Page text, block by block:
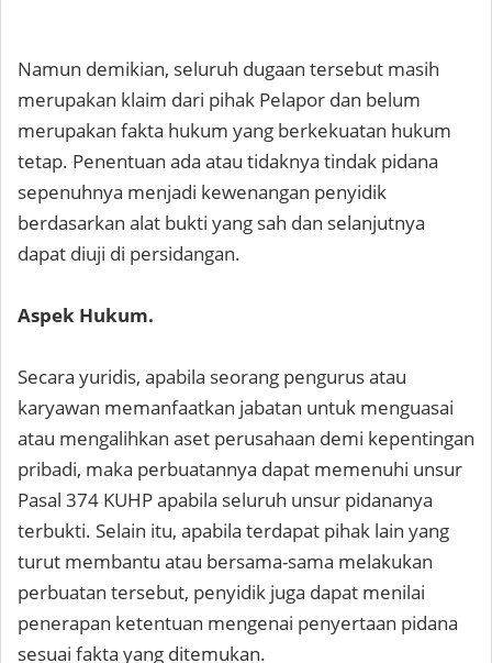
Namun demikian, seluruh dugaan tersebut masih
merupakan klaim dari pihak Pelapor dan belum
merupakan fakta hukum yang berkekuatan hukum
tetap. Penentuan ada atau tidaknya tindak pidana
sepenuhnya menjadi kewenangan penyidik
berdasarkan alat bukti yang sah dan selanjutnya
dapat diuji di persidangan.
Aspek Hukum.
Secara yuridis, apabila seorang pengurus atau
karyawan memanfaatkan jabatan untuk menguasai
atau mengalihkan aset perusahaan demi kepentingan
pribadi, maka perbuatannya dapat memenuhi unsur
Pasal 374 KUHP apabila seluruh unsur pidananya
terbukti. Selain itu, apabila terdapat pihak lain yang
turut membantu atau bersama-sama melakukan
perbuatan tersebut, penyidik juga dapat menilai
penerapan ketentuan mengenai penyertaan pidana
sesuai fakta yang ditemukan.